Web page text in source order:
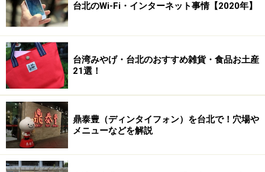
部屋のタイプは2種類。デラックス（広い部
屋）かスタンダード（小さい部屋）だ。ベ
ッドはいずれもシングルベッドが一つあ
る。エキストラベッドを追加すれば、デラ
ックスなら2名まで泊まることができる。い
ずれのタイプも、毎日掃除されるので清潔
に保たれている。
部屋にはADSLのLANケーブルが完備されて
いるので、インターネットアクセスも簡
単。アクセス料金は無料なのがうれしい。
台北のWi-Fi・インターネット事情【2020年】
台湾みやげ・台北のおすすめ雑貨・食品お土産
21選！
鼎泰豊（ディンタイフォン）を台北で！穴場や
メニューなどを解説